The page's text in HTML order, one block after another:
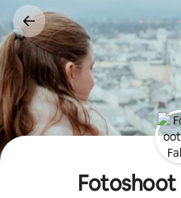
direct
naar
inhoud
Fotoshoot